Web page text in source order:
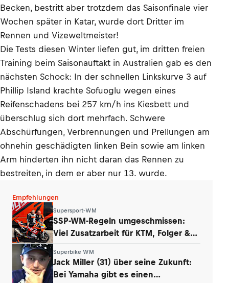
Becken, bestritt aber trotzdem das Saisonfinale vier
Wochen später in Katar, wurde dort Dritter im
Rennen und Vizeweltmeister!
Die Tests diesen Winter liefen gut, im dritten freien
Training beim Saisonauftakt in Australien gab es den
nächsten Schock: In der schnellen Linkskurve 3 auf
Phillip Island krachte Sofuoglu wegen eines
Reifenschadens bei 257 km/h ins Kiesbett und
überschlug sich dort mehrfach. Schwere
Abschürfungen, Verbrennungen und Prellungen am
ohnehin geschädigten linken Bein sowie am linken
Arm hinderten ihn nicht daran das Rennen zu
bestreiten, in dem er aber nur 13. wurde.
Empfehlungen
Supersport-WM
SSP-WM-Regeln umgeschmissen:
Viel Zusatzarbeit für KTM, Folger &
Superbike WM
Jack Miller (31) über seine Zukunft:
Bei Yamaha gibt es einen